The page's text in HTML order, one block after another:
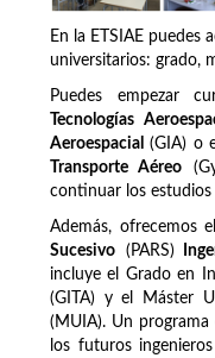
En la ETSIAE puedes
universitarios: grado,
Puedes empezar
Tecnologías
Aeroespacial (GIA) o
Transporte Aéreo
continuar los
Además, ofrecemos el
Sucesivo (PARS)
incluye el Grado en
(GITA) y el Máster
(MUIA). Un
los futuros